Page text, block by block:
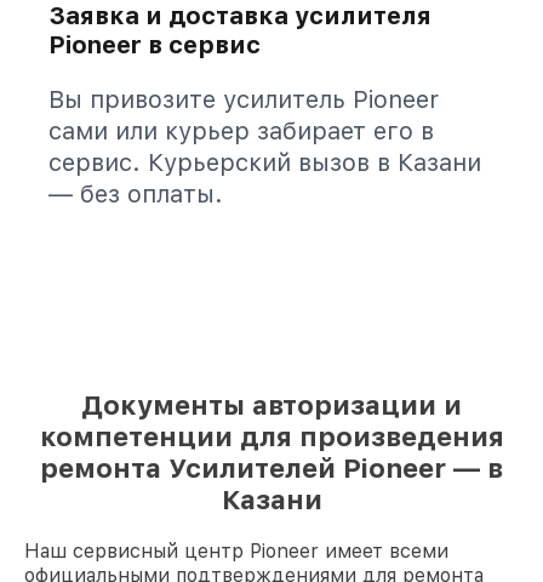
Заявка и доставка усилителя
Pioneer в сервис
Вы привозите усилитель Pioneer
сами или курьер забирает его в
сервис. Курьерский вызов в Казани
— без оплаты.
Документы авторизации и
компетенции для произведения
ремонта Усилителей Pioneer — в
Казани
Наш сервисный центр Pioneer имеет всеми
официальными подтверждениями для ремонта